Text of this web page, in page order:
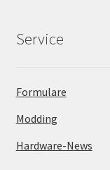
Service
Formulare
Modding
Hardware-News